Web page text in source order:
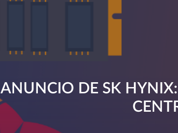
ANUNCIO DE SK